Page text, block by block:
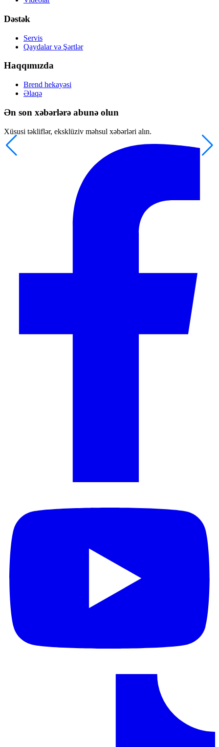
Dəstək
Servis
Qaydalar və Şərtlər
Haqqımızda
Brend hekayəsi
Əlaqə
Ən son xəbərlərə abunə olun
Xüsusi təkliflər, eksklüziv məhsul xəbərləri alın.